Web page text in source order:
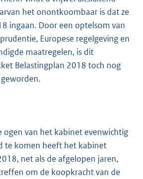
het onontkoombaar is dat ze
ingaan. Door een optelsom van
Europese regelgeving en
maatregelen, is dit
Belastingplan 2018 toch nog
ogen van het kabinet evenwichtig
te komen heeft het kabinet
net als de afgelopen jaren,
om de koopkracht van de